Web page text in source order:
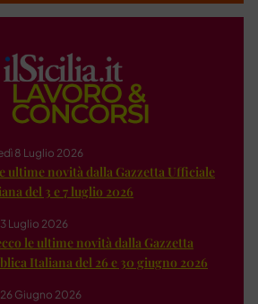
8 Luglio 2026
ultime novità dalla Gazzetta Ufficiale
del 3 e 7 luglio 2026
Luglio 2026
le ultime novità dalla Gazzetta
Italiana del 26 e 30 giugno 2026
Giugno 2026